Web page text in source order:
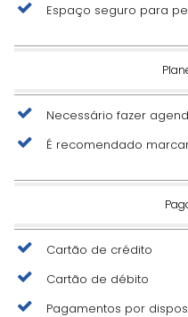
Espaço seguro para
Necessário fazer
É recomendado
Cartão de crédito
Cartão de débito
Pagamentos por